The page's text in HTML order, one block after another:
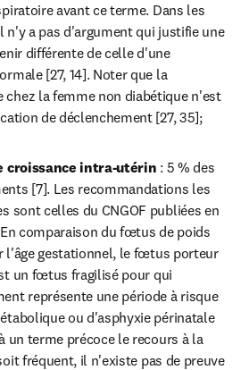
avant ce terme. Dans les
n'y a pas d'argument qui justifie une
différente de celle d'une
[27, 14]. Noter que la
chez la femme non diabétique n'est
de déclenchement [27, 35];
croissance intra-utérin : 5 % des
[7]. Les recommandations les
sont celles du CNGOF publiées en
comparaison du fœtus de poids
l'âge gestationnel, le fœtus porteur
un fœtus fragilisé pour qui
représente une période à risque
ou d'asphyxie périnatale
un terme précoce le recours à la
fréquent, il n'existe pas de preuve